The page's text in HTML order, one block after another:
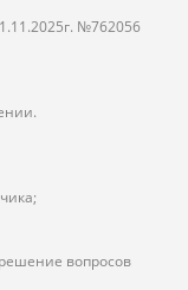
№762056
вопросов